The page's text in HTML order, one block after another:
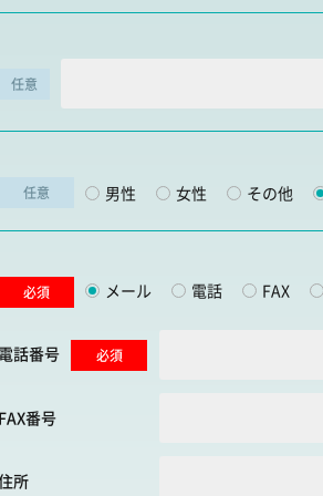
任意
任意 男性 女性 その他
必須 メール 電話 FAX
話番号 必須
番号
所